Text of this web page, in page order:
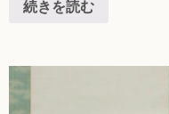
続きを読む